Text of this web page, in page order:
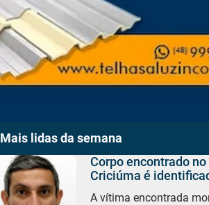
Mais lidas da semana
Corpo encontrado no
Criciúma é
A vítima encontrada